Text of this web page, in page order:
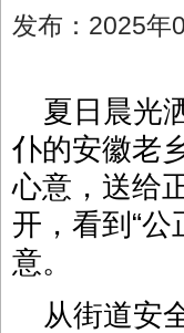
发布：2025年
夏日晨光
仆的安徽老
心意，送给
开，看到“
意。
从街道安